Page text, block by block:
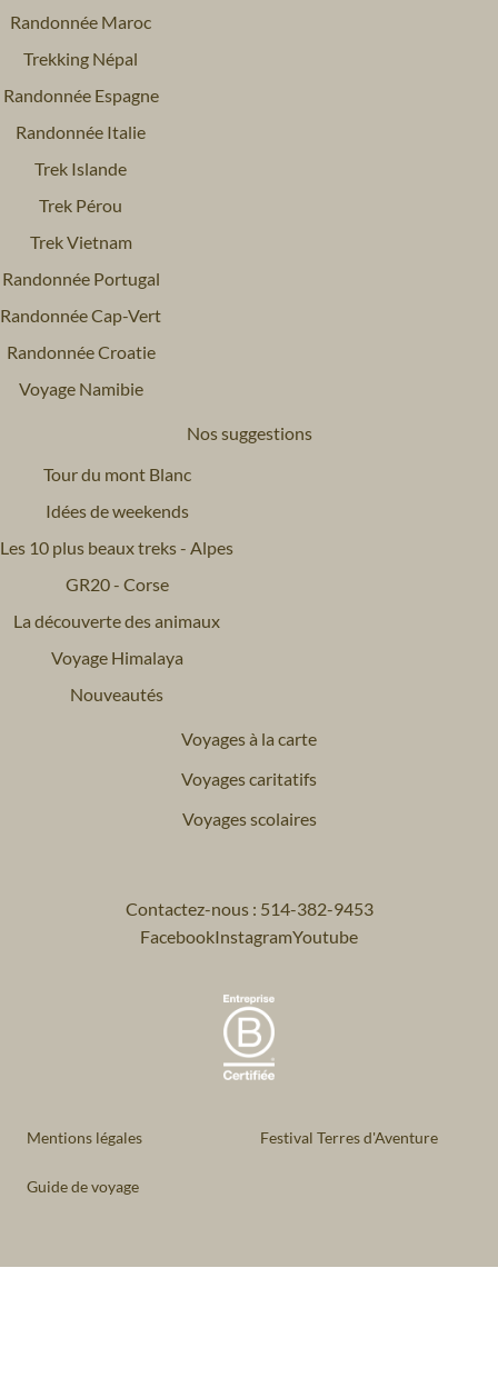
Randonnée Maroc
Trekking Népal
Randonnée Espagne
Randonnée Italie
Trek Islande
Trek Pérou
Trek Vietnam
Randonnée Portugal
Randonnée Cap-Vert
Randonnée Croatie
Voyage Namibie
Nos suggestions
Tour du mont Blanc
Idées de weekends
Les 10 plus beaux treks - Alpes
GR20 - Corse
La découverte des animaux
Voyage Himalaya
Nouveautés
Voyages à la carte
Voyages caritatifs
Voyages scolaires
Contactez-nous : 514-382-9453
FacebookInstagramYoutube
Mentions légales Festival Terres d'Aventure
Guide de voyage